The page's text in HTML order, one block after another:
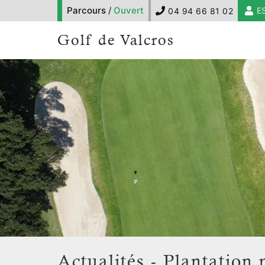
Parcours / Ouvert 04 94 66 81 02
Golf de Valcros